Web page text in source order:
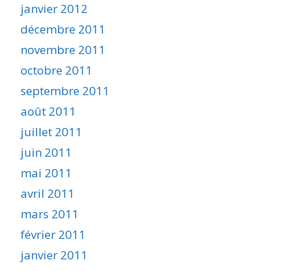
janvier 2012
décembre 2011
novembre 2011
octobre 2011
septembre 2011
août 2011
juillet 2011
juin 2011
mai 2011
avril 2011
mars 2011
février 2011
janvier 2011